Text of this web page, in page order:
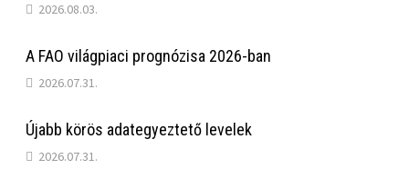
2026.08.03.
A FAO világpiaci prognózisa 2026-ban
2026.07.31.
Újabb körös adategyeztető levelek
2026.07.31.